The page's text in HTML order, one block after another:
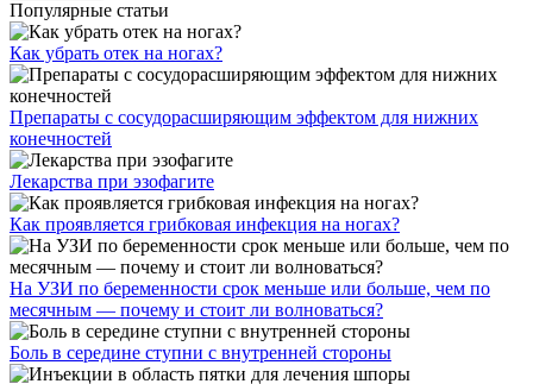
Популярные статьи
Как убрать отек на ногах?
Препараты с сосудорасширяющим эффектом для нижних
конечностей
Лекарства при эзофагите
Как проявляется грибковая инфекция на ногах?
На УЗИ по беременности срок меньше или больше, чем по
месячным — почему и стоит ли волноваться?
Боль в середине ступни с внутренней стороны